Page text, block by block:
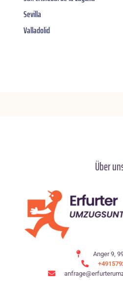
Sevilla
Valladolid
Über
Anger 9,